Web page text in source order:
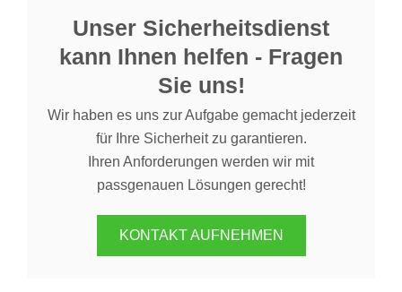
Unser Sicherheitsdienst
kann Ihnen helfen - Fragen
Sie uns!
Wir haben es uns zur Aufgabe gemacht jederzeit
für Ihre Sicherheit zu garantieren.
Ihren Anforderungen werden wir mit
passgenauen Lösungen gerecht!
KONTAKT AUFNEHMEN